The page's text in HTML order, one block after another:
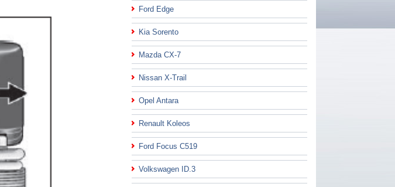
Ford Edge
Kia Sorento
Mazda CX-7
Nissan X-Trail
Opel Antara
Renault Koleos
Ford Focus C519
Volkswagen ID.3